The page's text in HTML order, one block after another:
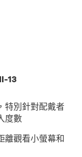
13
特別針對配戴者
度數
離觀看小螢幕和